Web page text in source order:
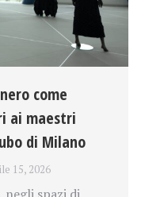
come
ai maestri
di Milano
15, 2026